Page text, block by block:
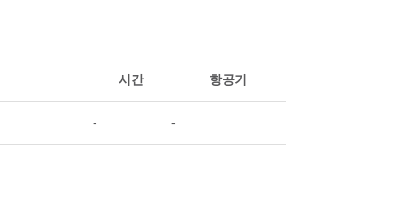
시간 항공기
- -